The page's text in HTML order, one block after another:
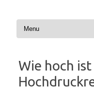
Wie hoch